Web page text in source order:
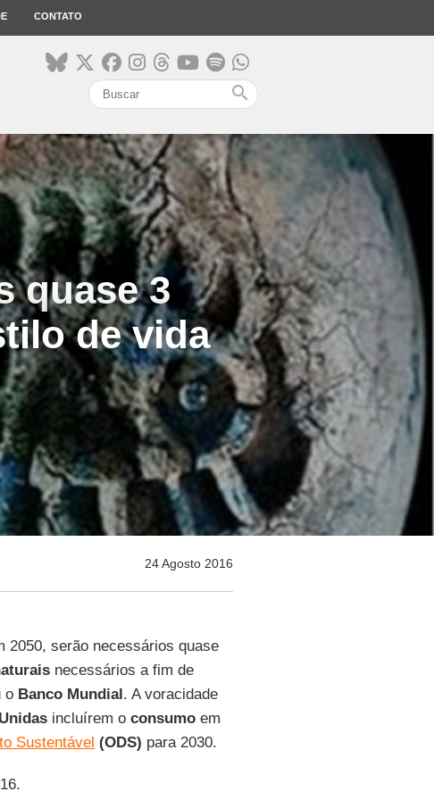
CONTATO
search
quase 3
de vida
24 Agosto 2016
2050, serão necessários quase
necessários a fim de
o Banco Mundial. A voracidade
incluírem o consumoem
Sustentável (ODS) para 2030.